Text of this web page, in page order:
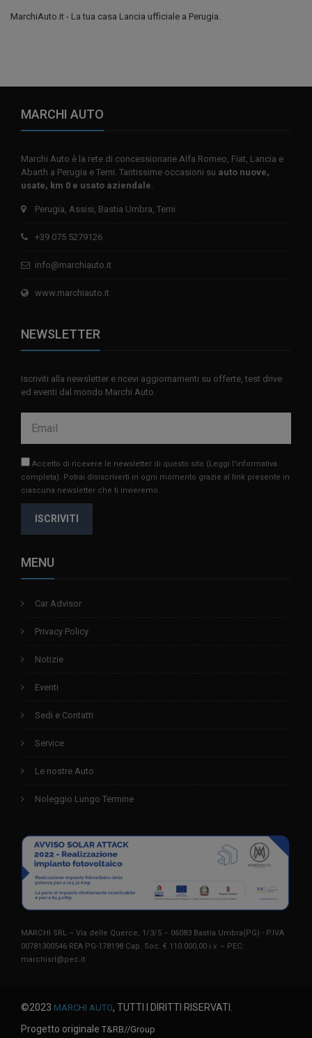
MarchiAuto.it - La tua casa Lancia ufficiale a Perugia.
MARCHI AUTO
Marchi Auto è la rete di concessionarie Alfa Romeo, Fiat, Lancia e
Abarth a Perugia e Terni. Tantissime occasioni su auto nuove,
usate, km 0 e usato aziendale.
Perugia, Assisi, Bastia Umbra, Terni
+39 075 5279126
info@marchiauto.it
www.marchiauto.it
NEWSLETTER
Iscriviti alla newsletter e ricevi aggiornamenti su offerte, test drive
ed eventi dal mondo Marchi Auto.
Accetto di ricevere le newsletter di questo sito (Leggi l'informativa
completa). Potrai disiscriverti in ogni momento grazie al link presente in
ciascuna newsletter che ti invieremo.
ISCRIVITI
MENU
Car Advisor
Privacy Policy
Notizie
Eventi
Sedi e Contatti
Service
Le nostre Auto
Noleggio Lungo Termine
MARCHI SRL – Via delle Querce, 1/3/5 – 06083 Bastia Umbra(PG) - P.IVA
00781300546 REA PG-178198 Cap. Soc. € 110.000,00 i.v. – PEC:
marchisrl@pec.it
©2023 MARCHI AUTO, TUTTI I DIRITTI RISERVATI.
Progetto originale T&RB//Group